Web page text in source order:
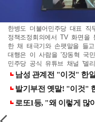
한병도 더불어민주당 대표 직
정책조정회의에서 TV 화면
한 채 태극기와 손팻말을 들
대행은 이 사람을 '장동혁 국
민주당 공식 유튜브 채널 '델